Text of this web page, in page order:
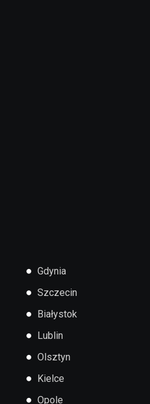
● Gdynia
● Szczecin
● Białystok
● Lublin
● Olsztyn
● Kielce
● Opole